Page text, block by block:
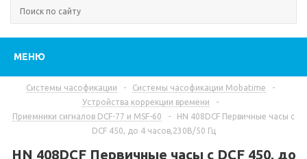
МЕНЮ
Системы часофикации - Системы часофикации Mobatime
-
Устройства коррекции времени
-
Приемники сигналов DCF-77 и MSF-60
-
HN 408DCF Первичные часы с
DCF 450, до 4 часов,230В/50 Гц
HN 408DCF Первичные часы с DCF 450, до